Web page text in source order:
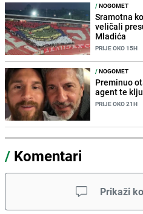
/NOGOMET
Sramotna
veličali
Mladića
PRIJE OKO 15H
/NOGOMET
Preminuo
agent te
PRIJE OKO 21H
/ Komentari
Prikaži